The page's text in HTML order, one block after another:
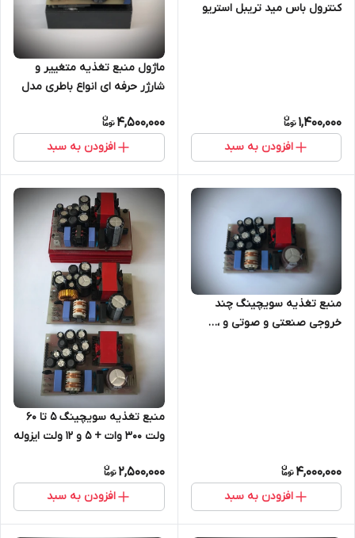
کنترول باس مید تریبل استریو
1,400,000
افزودن به سبد
ماژول منبع تغذیه متغییر و
شارژر حرفه ای انواع باطری مدل
4,500,000
افزودن به سبد
منبع تغذیه سویچینگ چند
خروجی صنعتی و صوتی و ،…
4,000,000
افزودن به سبد
منبع تغذیه سویچینگ 5 تا 60
ولت 300 وات + ۵ و ۱۲ ولت ایزوله
2,500,000
افزودن به سبد